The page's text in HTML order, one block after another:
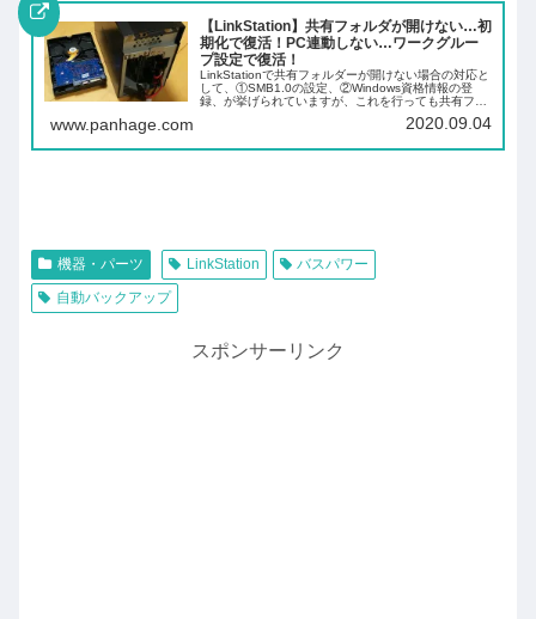
【LinkStation】共有フォルダが開けない…初
期化で復活！PC連動しない…ワークグルー
プ設定で復活！
LinkStationで共有フォルダーが開けない場合の対応と
して、①SMB1.0の設定、②Windows資格情報の登
録、が挙げられていますが、これを行っても共有フォ
www.panhage.com 2020.09.04
機器・パーツ LinkStation
バスパワー
自動バックアップ
スポンサーリンク